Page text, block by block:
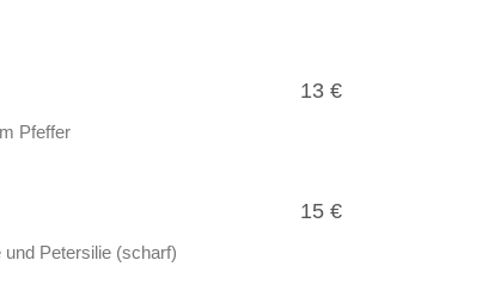
13 €
Pfeffer
15 €
Petersilie (scharf)